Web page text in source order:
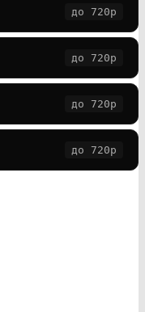
до 720p
до 720p
до 720p
до 720p